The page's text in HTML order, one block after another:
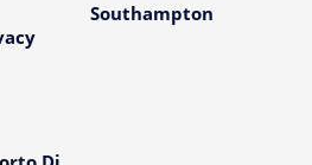
Southampton